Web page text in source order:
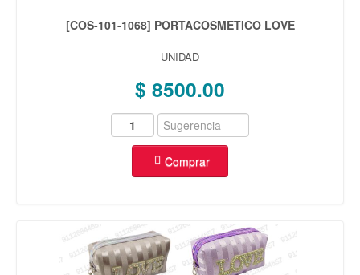
[COS-101-1068] PORTACOSMETICO LOVE
UNIDAD
$ 8500.00
Comprar